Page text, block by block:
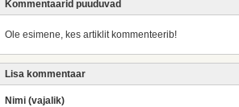
Kommentaarid puuduvad
Ole esimene, kes artiklit kommenteerib!
Lisa kommentaar
Nimi (vajalik)